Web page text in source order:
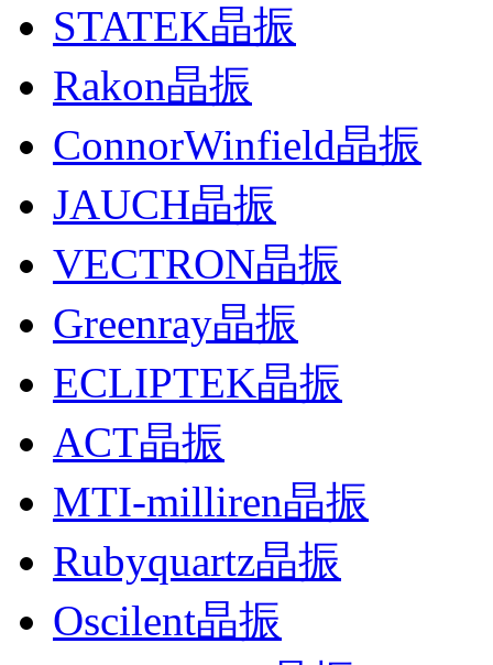
STATEK晶振
Rakon晶振
ConnorWinfield晶振
JAUCH晶振
VECTRON晶振
Greenray晶振
ECLIPTEK晶振
ACT晶振
MTI-milliren晶振
Rubyquartz晶振
Oscilent晶振